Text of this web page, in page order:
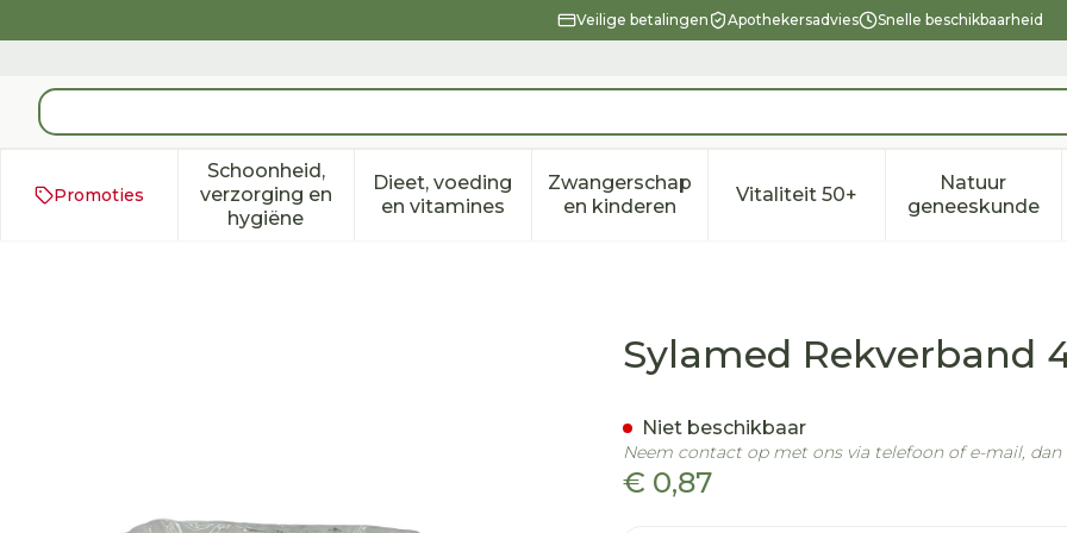
Veilige betalingen Apothekersadvies Snelle beschikbaarheid
Product, merk, categorie...
Promoties
Schoonheid,
verzorging en
hygiëne
Toon submenu voor Schoonheid, verzorging en hygiëne categorie
Dieet, voeding
en vitaminesToon submenu voor Dieet, voeding en vitamines categorie
Zwangerschap
en kinderenToon submenu voor Zwangerschap en
Vitaliteit 50+Toon submenu voor
Natuur
geneeskunde
Toon
Sylamed Rekverband 4mx10cmSylamed Rekverband
€ 0,87
Niet beschikbaar
Neem contact op met ons via telefoon of e-mail,